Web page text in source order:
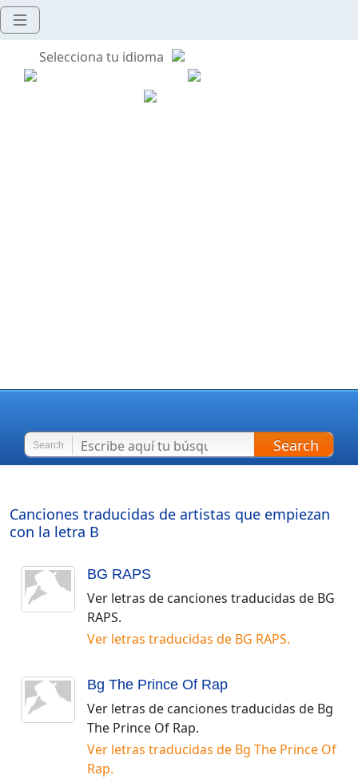
Selecciona tu idioma
Search Search
Canciones traducidas de artistas que empiezan
con la letra B
BG RAPS
Ver letras de canciones traducidas de BG
RAPS.
Ver letras traducidas de BG RAPS.
Bg The Prince Of Rap
Ver letras de canciones traducidas de Bg
The Prince Of Rap.
Ver letras traducidas de Bg The Prince Of
Rap.